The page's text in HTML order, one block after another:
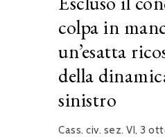
colpa in
un’esatta
della
sinistro
Cass. civ. sez. VI, 3